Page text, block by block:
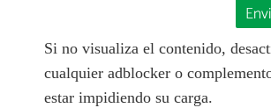
Si no visualiza el contenido,
cualquier adblocker o
estar impidiendo su carga.